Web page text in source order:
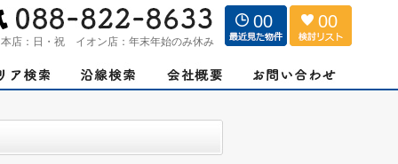
本店：日・祝 イオン店：年末年始のみ休み
00 00